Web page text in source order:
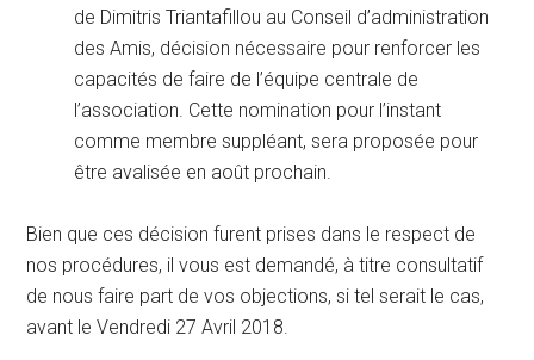
de Dimitris Triantafillou au Conseil d’administration
des Amis, décision nécessaire pour renforcer les
capacités de faire de l’équipe centrale de
l’association. Cette nomination pour l’instant
comme membre suppléant, sera proposée pour
être avalisée en août prochain.
Bien que ces décision furent prises dans le respect de
nos procédures, il vous est demandé, à titre consultatif
de nous faire part de vos objections, si tel serait le cas,
avant le Vendredi 27 Avril 2018.